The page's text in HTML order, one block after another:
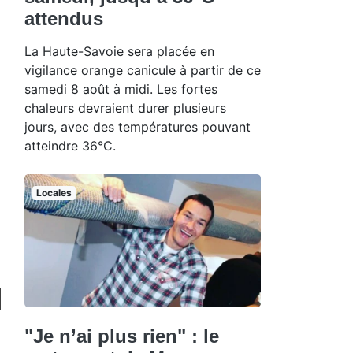
attendus
La Haute-Savoie sera placée en
vigilance orange canicule à partir de ce
samedi 8 août à midi. Les fortes
chaleurs devraient durer plusieurs
jours, avec des températures pouvant
atteindre 36°C.
Locales
"Je n’ai plus rien" : le